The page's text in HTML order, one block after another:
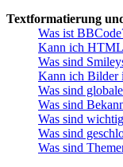
Textformatierung
Was ist
Kann ich HTML
Was sind
Kann ich Bilder
Was sind
Was sind
Was sind
Was sind
Was sind